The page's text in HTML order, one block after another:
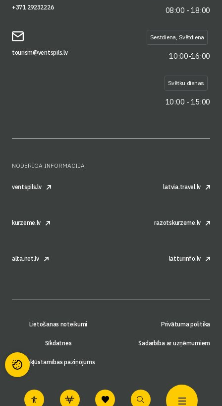
+371 29232226
tourism@ventspils.lv
08:00 - 18:00
Sestdiena, Svētdiena
10:00-16:00
Svētku dienas
10:00 - 15:00
NODERĪGA INFORMĀCIJA
ventspils.lv latvia.travel.lv
kurzeme.lv razotskurzeme.lv
alta.net.lv latturinfo.lv
Lietošanas noteikumi Privātuma politika
Sīkdatnes Sadarbība ar uzņēmumiem
Piekļūstamības paziņojums